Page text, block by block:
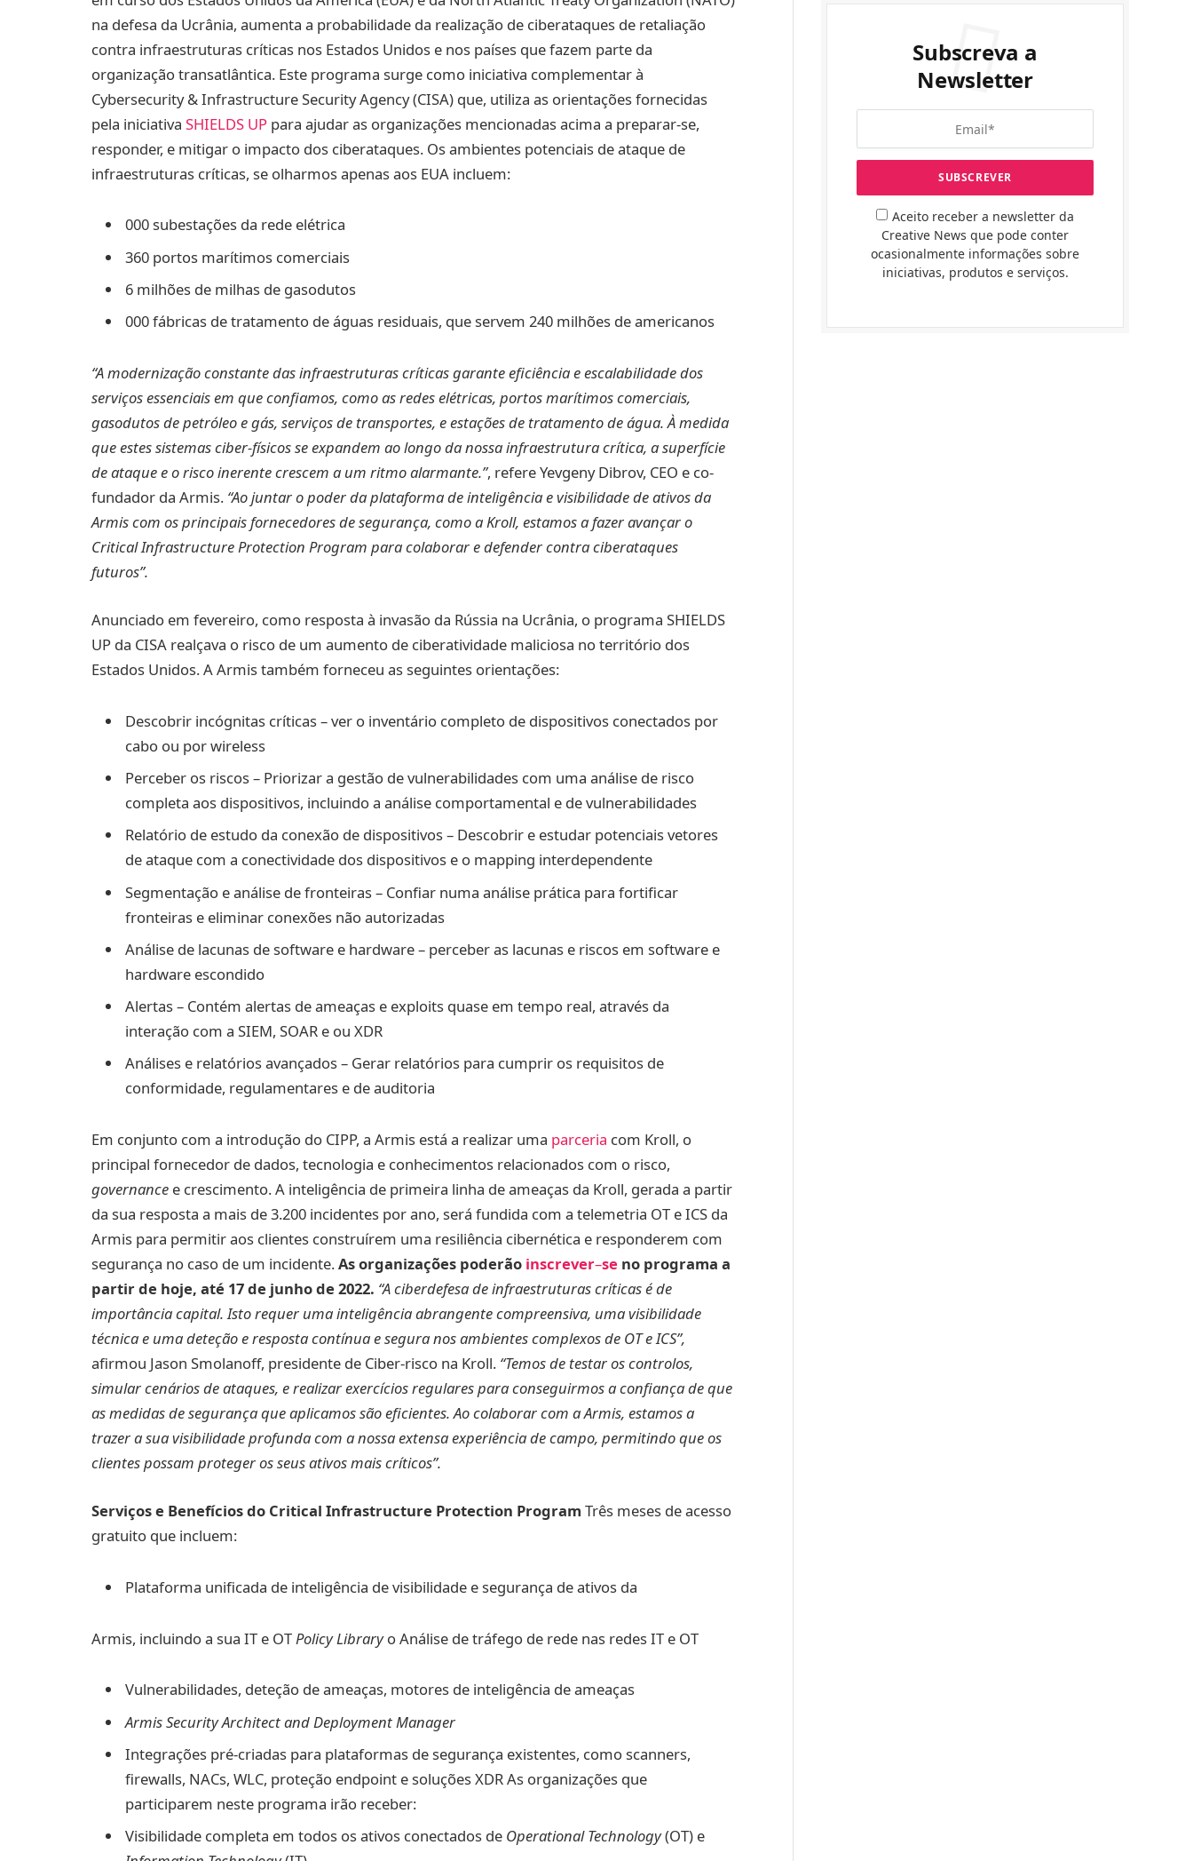
na defesa da Ucrânia, aumenta a probabilidade da realização de ciberataques de retaliação
contra infraestruturas críticas nos Estados Unidos e nos países que fazem parte da
organização transatlântica. Este programa surge como iniciativa complementar à
Cybersecurity & Infrastructure Security Agency (CISA) que, utiliza as orientações fornecidas
pela iniciativa SHIELDS UP para ajudar as organizações mencionadas acima a preparar-se,
responder, e mitigar o impacto dos ciberataques. Os ambientes potenciais de ataque de
infraestruturas críticas, se olharmos apenas aos EUA incluem:
000 subestações da rede elétrica
360 portos marítimos comerciais
6 milhões de milhas de gasodutos
000 fábricas de tratamento de águas residuais, que servem 240 milhões de americanos
“A modernização constante das infraestruturas críticas garante eficiência e escalabilidade dos
serviços essenciais em que confiamos, como as redes elétricas, portos marítimos comerciais,
gasodutos de petróleo e gás, serviços de transportes, e estações de tratamento de água. À medida
que estes sistemas ciber-físicos se expandem ao longo da nossa infraestrutura crítica, a superfície
de ataque e o risco inerente crescem a um ritmo alarmante.”, refere Yevgeny Dibrov, CEO e co-
fundador da Armis. “Ao juntar o poder da plataforma de inteligência e visibilidade de ativos da
Armis com os principais fornecedores de segurança, como a Kroll, estamos a fazer avançar o
Critical Infrastructure Protection Program para colaborar e defender contra ciberataques
futuros”.
Anunciado em fevereiro, como resposta à invasão da Rússia na Ucrânia, o programa SHIELDS
UP da CISA realçava o risco de um aumento de ciberatividade maliciosa no território dos
Estados Unidos. A Armis também forneceu as seguintes orientações:
Descobrir incógnitas críticas – ver o inventário completo de dispositivos conectados por
cabo ou por wireless
Perceber os riscos – Priorizar a gestão de vulnerabilidades com uma análise de risco
completa aos dispositivos, incluindo a análise comportamental e de vulnerabilidades
Relatório de estudo da conexão de dispositivos – Descobrir e estudar potenciais vetores
de ataque com a conectividade dos dispositivos e o mapping interdependente
Segmentação e análise de fronteiras – Confiar numa análise prática para fortificar
fronteiras e eliminar conexões não autorizadas
Análise de lacunas de software e hardware – perceber as lacunas e riscos em software e
hardware escondido
Alertas – Contém alertas de ameaças e exploits quase em tempo real, através da
interação com a SIEM, SOAR e ou XDR
Análises e relatórios avançados – Gerar relatórios para cumprir os requisitos de
conformidade, regulamentares e de auditoria
Em conjunto com a introdução do CIPP, a Armis está a realizar uma parceria com Kroll, o
principal fornecedor de dados, tecnologia e conhecimentos relacionados com o risco,
governance e crescimento. A inteligência de primeira linha de ameaças da Kroll, gerada a partir
da sua resposta a mais de 3.200 incidentes por ano, será fundida com a telemetria OT e ICS da
Armis para permitir aos clientes construírem uma resiliência cibernética e responderem com
segurança no caso de um incidente.As organizações poderão inscrever–se no programa a
partir de hoje, até 17 de junho de 2022. “A ciberdefesa de infraestruturas críticas é de
importância capital. Isto requer uma inteligência abrangente compreensiva, uma visibilidade
técnica e uma deteção e resposta contínua e segura nos ambientes complexos de OT e ICS”,
afirmou Jason Smolanoff, presidente de Ciber-risco na Kroll. “Temos de testar os controlos,
simular cenários de ataques, e realizar exercícios regulares para conseguirmos a confiança de que
as medidas de segurança que aplicamos são eficientes. Ao colaborar com a Armis, estamos a
trazer a sua visibilidade profunda com a nossa extensa experiência de campo, permitindo que os
clientes possam proteger os seus ativos mais críticos”.
Serviços e Benefícios do Critical Infrastructure Protection Program Três meses de acesso
gratuito que incluem:
Plataforma unificada de inteligência de visibilidade e segurança de ativos da
Armis, incluindo a sua IT e OTPolicy Libraryo Análise de tráfego de rede nas redes IT e OT
Vulnerabilidades, deteção de ameaças, motores de inteligência de ameaças
Armis Security Architect and Deployment Manager
Integrações pré-criadas para plataformas de segurança existentes, como scanners,
firewalls, NACs, WLC, proteção endpoint e soluções XDR As organizações que
participarem neste programa irão receber:
Visibilidade completa em todos os ativos conectados de Operational Technology(OT) e
Subscreva a
Newsletter
Aceito receber a newsletter da
Creative News que pode conter
ocasionalmente informações sobre
iniciativas, produtos e serviços.